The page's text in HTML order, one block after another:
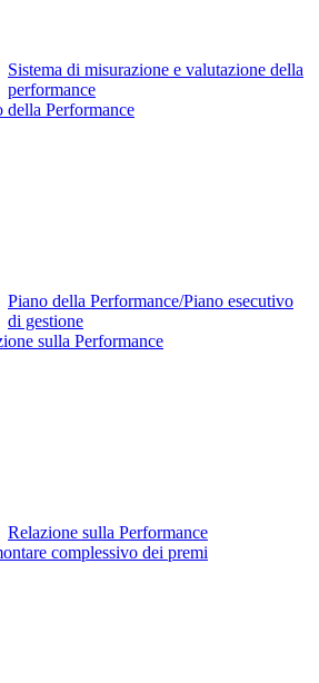
Sistema di misurazione e valutazione della
performance
della Performance
Piano della Performance/Piano esecutivo
di gestione
sulla Performance
Relazione sulla Performance
complessivo dei premi